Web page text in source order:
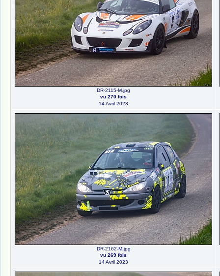
DR-2115-M.jpg
vu 270 fois
14 Avril 2023
DR-2162-M.jpg
vu 269 fois
14 Avril 2023